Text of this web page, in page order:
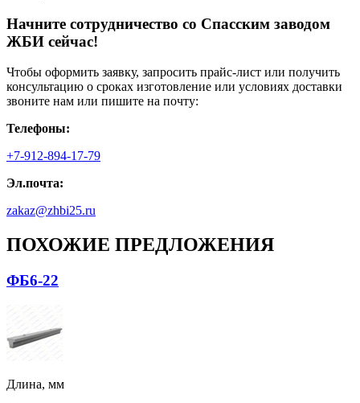
Начните сотрудничество со Cпасским заводом
ЖБИ сейчас!
Чтобы оформить заявку, запросить прайс-лист или получить
консультацию о сроках изготовление или условиях доставки
звоните нам или пишите на почту:
Телефоны:
+7-912-894-17-79
Эл.почта:
zakaz@zhbi25.ru
ПОХОЖИЕ ПРЕДЛОЖЕНИЯ
ФБ6-22
Длина, мм